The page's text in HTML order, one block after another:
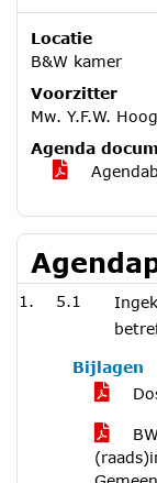
Locatie
B&W kamer
Voorzitter
Mw. Y.F.W.
Agenda
5.1
Bijlagen